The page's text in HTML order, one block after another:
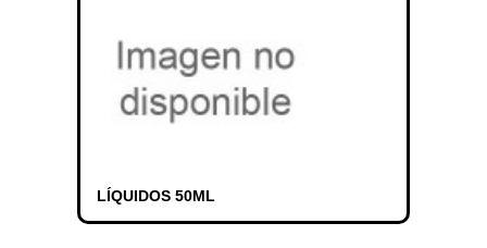
LÍQUIDOS 50ML